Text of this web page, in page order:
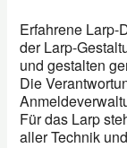
Erfahrene Larp-
der Larp-
und gestalten
Die
Für das Larp
aller Technik